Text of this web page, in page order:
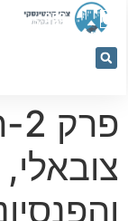
053-
5366884